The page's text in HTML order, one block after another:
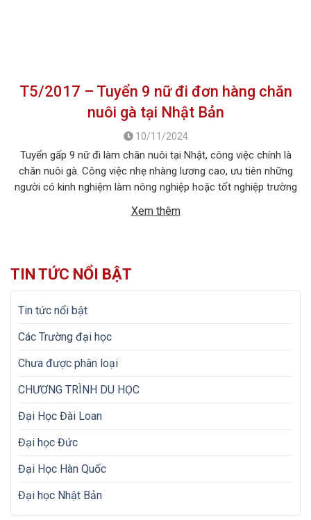
T5/2017 – Tuyển 9 nữ đi đơn hàng chăn
nuôi gà tại Nhật Bản
10/11/2024
Tuyển gấp 9 nữ đi làm chăn nuôi tại Nhật, công việc chính là
chăn nuôi gà. Công việc nhẹ nhàng lương cao, ưu tiên những
người có kinh nghiệm làm nông nghiệp hoặc tốt nghiệp trường
Chăn nuôi gà Số […]
Xem thêm
TIN TỨC NỔI BẬT
Tin tức nổi bật
Các Trường đại học
Chưa được phân loại
CHƯƠNG TRÌNH DU HỌC
Đại Học Đài Loan
Đại học Đức
Đại Học Hàn Quốc
Đại học Nhật Bản